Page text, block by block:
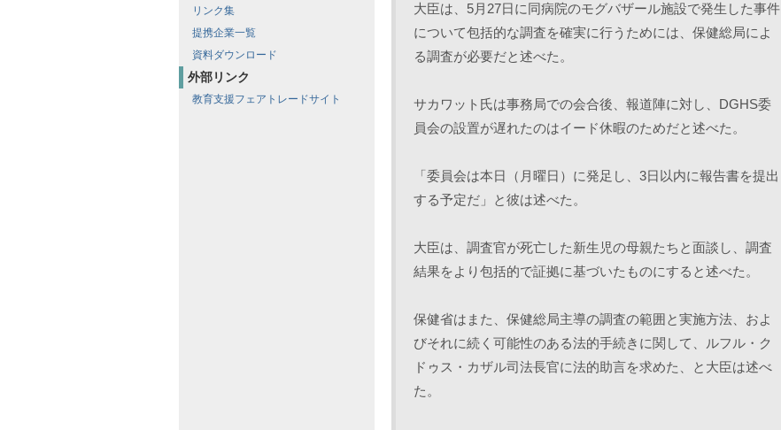
リンク集
提携企業一覧
資料ダウンロード
外部リンク
教育支援フェアトレードサイト
大臣は、5月27日に同病院のモグバザール施設で発生した事件
について包括的な調査を確実に行うためには、保健総局によ
る調査が必要だと述べた。
サカワット氏は事務局での会合後、報道陣に対し、DGHS委
員会の設置が遅れたのはイード休暇のためだと述べた。
「委員会は本日（月曜日）に発足し、3日以内に報告書を提出
する予定だ」と彼は述べた。
大臣は、調査官が死亡した新生児の母親たちと面談し、調査
結果をより包括的で証拠に基づいたものにすると述べた。
保健省はまた、保健総局主導の調査の範囲と実施方法、およ
びそれに続く可能性のある法的手続きに関して、ルフル・ク
ドゥス・カザル司法長官に法的助言を求めた、と大臣は述べ
た。